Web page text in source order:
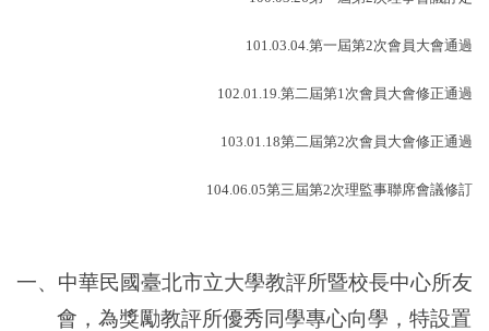
101.03.04. 第一屆第2次會員大會通過
102.01.19. 第二屆第1 次會員大會修正通過
103.01.18第二屆第2次會員大會修正通過
104.06.05第三屆第2次理監事聯席會議修訂
一、中華民國臺北市立大學教評所暨校長中心所友
會，為獎勵教評所優秀同學專心向學，特設置